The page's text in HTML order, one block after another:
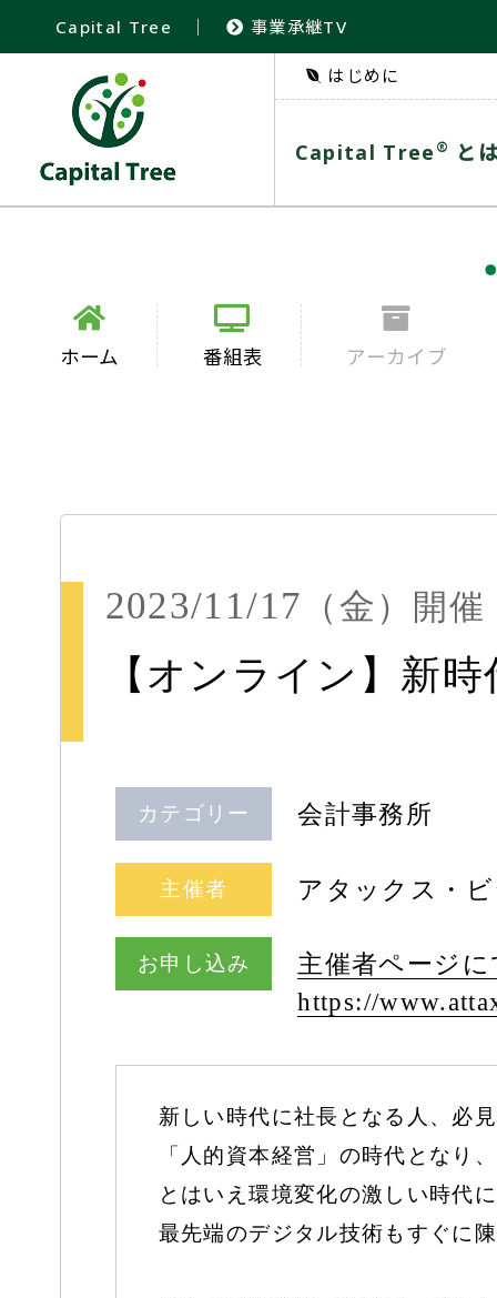
Capital Tree ｜ 事業承継TV
はじめに
Capital Tree ® と
ホーム 番組表 アーカイブ
2023/11/17 （金） 開催
【オンライン】新
カテゴリー 会計事務所
主催者 アタックス・
お申し込み
主催者ページ
https://
新しい時代に社長となる人、必
「人的資本経営」の時代となり
とはいえ環境変化の激しい時代
最先端のデジタル技術もすぐに